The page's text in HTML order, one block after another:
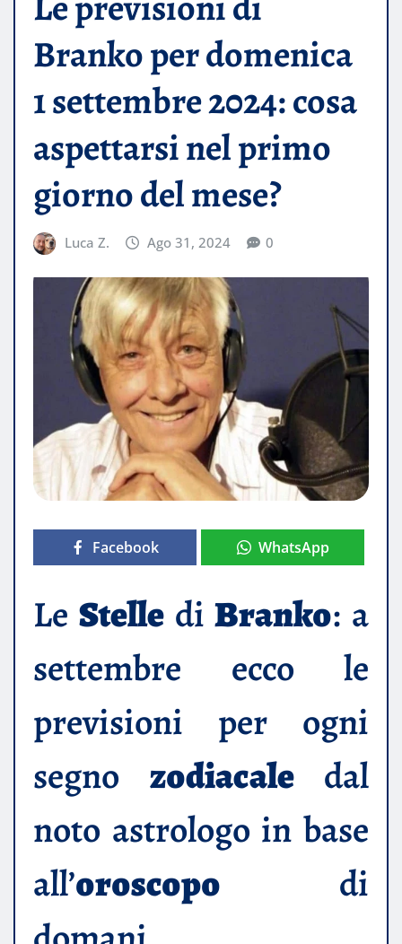
Branko per domenica
1 settembre 2024: cosa
aspettarsi nel primo
giorno del mese?
Luca Z. Ago 31, 2024 0
Facebook WhatsApp
Le StellediBranko: a
settembre ecco le
previsioni per ogni
segno zodiacaledal
noto astrologo in base
all’oroscopo di